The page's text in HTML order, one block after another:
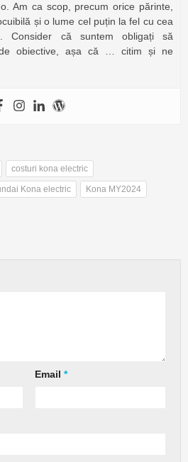
Am ca scop, precum orice părinte,
și o lume cel puțin la fel cu cea
Consider că suntem obligați să
obiective, așa că … citim și ne
costuri kona electric
Kona electric Kona MY2024
Email *